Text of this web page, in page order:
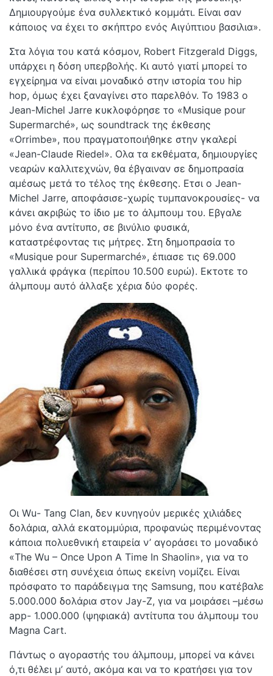
Δημιουργούμε ένα συλλεκτικό κομμάτι. Είναι σαν
κάποιος να έχει το σκήπτρο ενός Αιγύπτιου βασιλια».
Στα λόγια του κατά κόσμον, Robert Fitzgerald Diggs,
υπάρχει η δόση υπερβολής. Κι αυτό γιατί μπορεί το
εγχείρημα να είναι μοναδικό στην ιστορία του hip
hop, όμως έχει ξαναγίνει στο παρελθόν. Το 1983 ο
Jean-Michel Jarre κυκλοφόρησε το «Musique pour
Supermarché», ως soundtrack της έκθεσης
«Orrimbe», που πραγματοποιήθηκε στην γκαλερί
«Jean-Claude Riedel». Ολα τα εκθέματα, δημιουργίες
νεαρών καλλιτεχνών, θα έβγαιναν σε δημοπρασία
αμέσως μετά το τέλος της έκθεσης. Ετσι ο Jean-
Michel Jarre, αποφάσισε-χωρίς τυμπανοκρουσίες- να
κάνει ακριβώς το ίδιο με το άλμπουμ του. Εβγαλε
μόνο ένα αντίτυπο, σε βινύλιο φυσικά,
καταστρέφοντας τις μήτρες. Στη δημοπρασία το
«Musique pour Supermarché», έπιασε τις 69.000
γαλλικά φράγκα (περίπου 10.500 ευρώ). Εκτοτε το
άλμπουμ αυτό άλλαξε χέρια δύο φορές.
Οι Wu- Tang Clan, δεν κυνηγούν μερικές χιλιάδες
δολάρια, αλλά εκατομμύρια, προφανώς περιμένοντας
κάποια πολυεθνική εταιρεία ν’ αγοράσει το μοναδικό
«The Wu – Once Upon A Time In Shaolin», για να το
διαθέσει στη συνέχεια όπως εκείνη νομίζει. Είναι
πρόσφατο το παράδειγμα της Samsung, που κατέβαλε
5.000.000 δολάρια στον Jay-Z, για να μοιράσει –μέσω
app- 1.000.000 (ψηφιακά) αντίτυπα του άλμπουμ του
Magna Cart.
Πάντως ο αγοραστής του άλμπουμ, μπορεί να κάνει
ό,τι θέλει μ’ αυτό, ακόμα και να το κρατήσει για τον